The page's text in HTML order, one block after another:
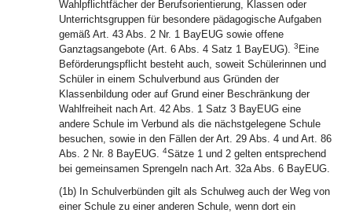
Wahlpflichtfächer der Berufsorientierung, Klassen oder
Unterrichtsgruppen für besondere pädagogische Aufgaben
gemäß Art. 43 Abs. 2 Nr. 1 BayEUG sowie offene
Ganztagsangebote (Art. 6 Abs. 4 Satz 1 BayEUG). 3 Eine
Beförderungspflicht besteht auch, soweit Schülerinnen und
Schüler in einem Schulverbund aus Gründen der
Klassenbildung oder auf Grund einer Beschränkung der
Wahlfreiheit nach Art. 42 Abs. 1 Satz 3 BayEUG eine
andere Schule im Verbund als die nächstgelegene Schule
besuchen, sowie in den Fällen der Art. 29 Abs. 4 und Art. 86
Abs. 2 Nr. 8 BayEUG. 4Sätze 1 und 2 gelten entsprechend
bei gemeinsamen Sprengeln nach Art. 32a Abs. 6 BayEUG.
(1b) In Schulverbünden gilt als Schulweg auch der Weg von
einer Schule zu einer anderen Schule, wenn dort ein